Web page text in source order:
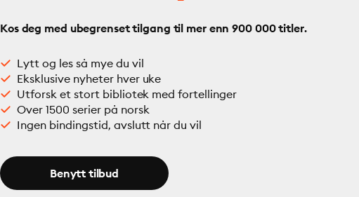
Kos deg med ubegrenset tilgang til mer enn 900 000 titler.
Lytt og les så mye du vil
Eksklusive nyheter hver uke
Utforsk et stort bibliotek med fortellinger
Over 1500 serier på norsk
Ingen bindingstid, avslutt når du vil
Benytt tilbud